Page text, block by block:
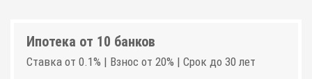
Ипотека от 10 банков
Ставка от 0.1% | Взнос от 20% | Срок до 30 лет